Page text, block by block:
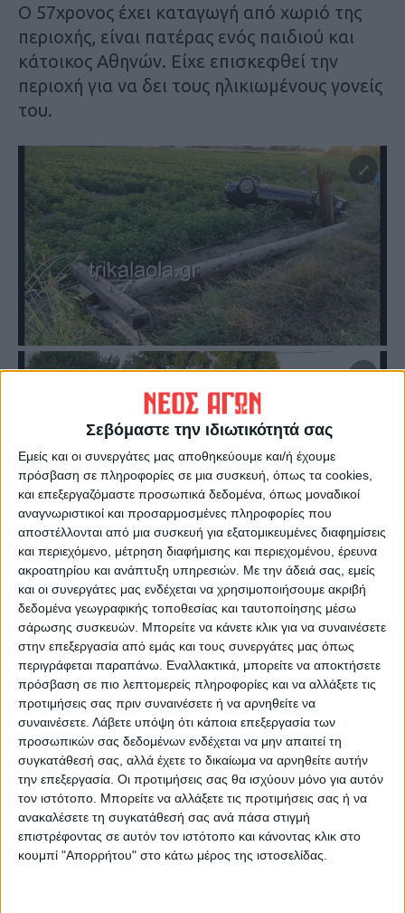
Σεβόμαστε την ιδιωτικότητά σας
Εμείς και οι συνεργάτες μας αποθηκεύουμε και/ή έχουμε
πρόσβαση σε πληροφορίες σε μια συσκευή, όπως τα cookies,
και επεξεργαζόμαστε προσωπικά δεδομένα, όπως μοναδικοί
αναγνωριστικοί και προσαρμοσμένες πληροφορίες που
αποστέλλονται από μια συσκευή για εξατομικευμένες διαφημίσεις
και περιεχόμενο, μέτρηση διαφήμισης και περιεχομένου, έρευνα
ακροατηρίου και ανάπτυξη υπηρεσιών. Με την άδειά σας, εμείς
και οι συνεργάτες μας ενδέχεται να χρησιμοποιήσουμε ακριβή
δεδομένα γεωγραφικής τοποθεσίας και ταυτοποίησης μέσω
σάρωσης συσκευών. Μπορείτε να κάνετε κλικ για να συναινέσετε
στην επεξεργασία από εμάς και τους συνεργάτες μας όπως
περιγράφεται παραπάνω. Εναλλακτικά, μπορείτε να αποκτήσετε
πρόσβαση σε πιο λεπτομερείς πληροφορίες και να αλλάξετε τις
προτιμήσεις σας πριν συναινέσετε ή να αρνηθείτε να
συναινέσετε. Λάβετε υπόψη ότι κάποια επεξεργασία των
προσωπικών σας δεδομένων ενδέχεται να μην απαιτεί τη
συγκατάθεσή σας, αλλά έχετε το δικαίωμα να αρνηθείτε αυτήν
την επεξεργασία. Οι προτιμήσεις σας θα ισχύουν μόνο για αυτόν
τον ιστότοπο. Μπορείτε να αλλάξετε τις προτιμήσεις σας ή να
ανακαλέσετε τη συγκατάθεσή σας ανά πάσα στιγμή
επιστρέφοντας σε αυτόν τον ιστότοπο και κάνοντας κλικ στο
κουμπί "Απορρήτου" στο κάτω μέρος της ιστοσελίδας.
Ο 57χρονος έχει καταγωγή από χωριό της
περιοχής, είναι πατέρας ενός παιδιού και
κάτοικος Αθηνών. Είχε επισκεφθεί την
περιοχή για να δει τους ηλικιωμένους γονείς
του.